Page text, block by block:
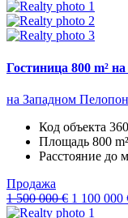
Гостиница 800 m²
на Западном
Код объекта
Площадь 800 m²
Расстояние до
Продажа
1 500 000 € 1 100 000